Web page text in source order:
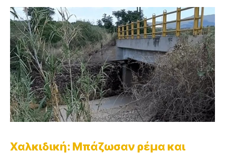
Χαλκιδική: Μπάζωσαν ρέμα και